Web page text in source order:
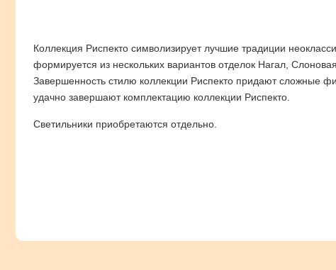
Коллекция Риспекто символизирует лучшие традиции
формируется из нескольких вариантов отделок Нагал,
Завершенность стилю коллекции Риспекто придают сложные
удачно завершают комплектацию коллекции Риспекто.
Светильники приобретаются отдельно.